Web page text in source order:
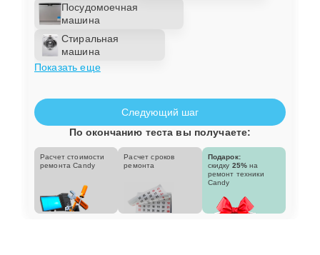
Посудомоечная
машина
Стиральная
машина
Показать еще
Следующий шаг
По окончанию теста вы получаете:
Расчет стоимости
ремонта Candy
Расчет сроков
ремонта
Подарок:
скидку 25% на
ремонт техники
Candy